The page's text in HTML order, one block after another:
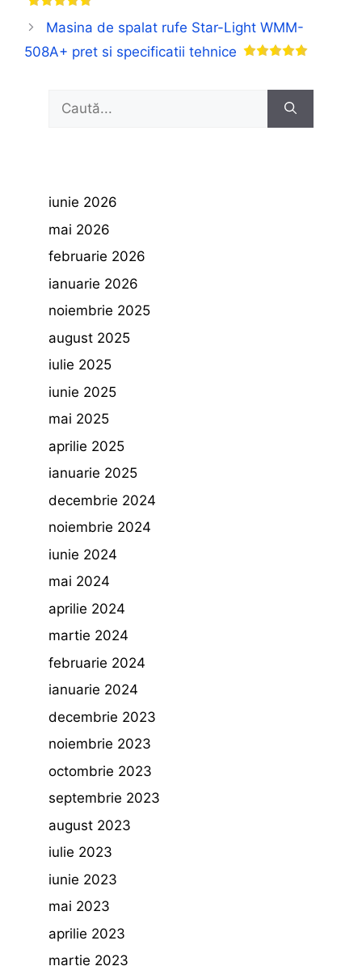
Masina de spalat rufe Star-Light WMM-
508A+ pret si specificatii tehnice
Caută
iunie 2026
mai 2026
februarie 2026
ianuarie 2026
noiembrie 2025
august 2025
iulie 2025
iunie 2025
mai 2025
aprilie 2025
ianuarie 2025
decembrie 2024
noiembrie 2024
iunie 2024
mai 2024
aprilie 2024
martie 2024
februarie 2024
ianuarie 2024
decembrie 2023
noiembrie 2023
octombrie 2023
septembrie 2023
august 2023
iulie 2023
iunie 2023
mai 2023
aprilie 2023
martie 2023